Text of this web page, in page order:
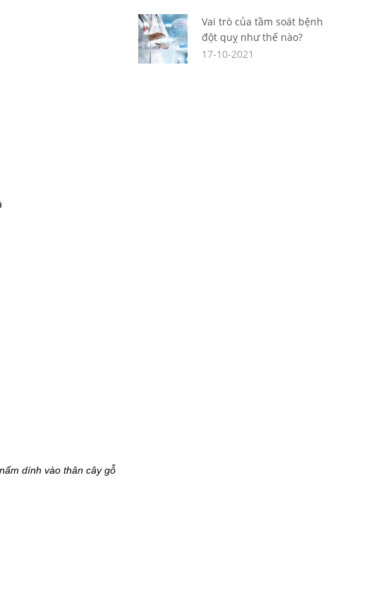
dính vào thân cây gỗ
Vai trò của tầm soát bệnh
đột quỵ như thế nào?
17-10-2021